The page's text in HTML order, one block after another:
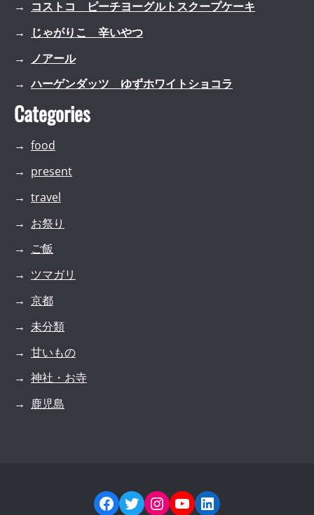
コストコ ピーチヨーグルトスクープケーキ
じゃがりこ 辛いやつ
ノアール
ハーゲンダッツ ゆずホワイトショコラ
Categories
food
present
travel
お祭り
ご飯
ツマガリ
京都
未分類
甘いもの
神社・お寺
鹿児島
Facebook
Twitter
Instagram
YouTube
LinkedIn